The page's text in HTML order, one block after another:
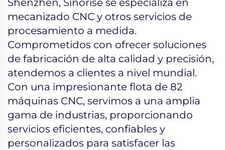
mecanizado CNC y otros servicios de
procesamiento a medida.
Comprometidos con ofrecer soluciones
de fabricación de alta calidad y precisión,
atendemos a clientes a nivel mundial.
Con una impresionante flota de 82
máquinas CNC, servimos a una amplia
gama de industrias, proporcionando
servicios eficientes, confiables y
personalizados para satisfacer las